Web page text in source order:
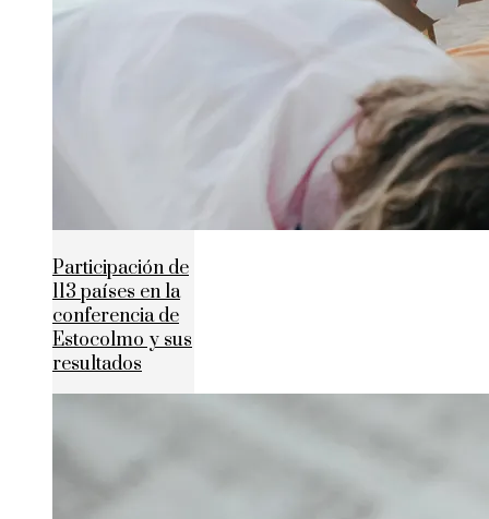
Participación de
113 países en la
conferencia de
Estocolmo y sus
resultados